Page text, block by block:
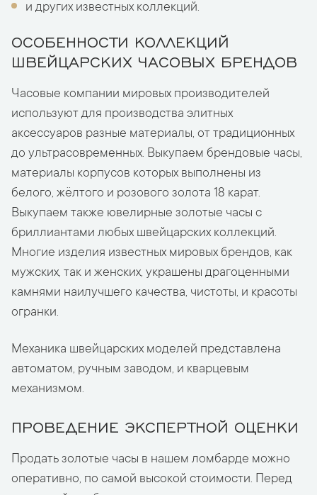
и других известных коллекций.
ОСОБЕННОСТИ КОЛЛЕКЦИЙ
ШВЕЙЦАРСКИХ ЧАСОВЫХ БРЕНДОВ
Часовые компании мировых производителей
используют для производства элитных
аксессуаров разные материалы, от традиционных
до ультрасовременных. Выкупаем брендовые часы,
материалы корпусов которых выполнены из
белого, жёлтого и розового золота 18 карат.
Выкупаем также ювелирные золотые часы с
бриллиантами любых швейцарских коллекций.
Многие изделия известных мировых брендов, как
мужских, так и женских, украшены драгоценными
камнями наилучшего качества, чистоты, и красоты
огранки.
Механика швейцарских моделей представлена
автоматом, ручным заводом, и кварцевым
механизмом.
ПРОВЕДЕНИЕ ЭКСПЕРТНОЙ ОЦЕНКИ
Продать золотые часы в нашем ломбарде можно
оперативно, по самой высокой стоимости. Перед